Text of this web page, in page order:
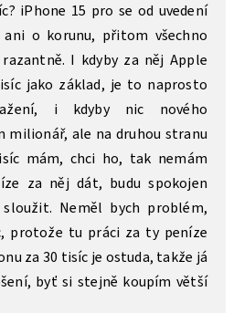
iPhone 15 pro se od uvedení
o korunu, přitom všechno
I kdyby za něj Apple
jako základ, je to naprosto
i kdyby nic nového
milionář, ale na druhou stranu
mám, chci ho, tak nemám
za něj dát, budu spokojen
Neměl bych problém,
protože tu práci za ty peníze
za 30 tisíc je ostuda, takže já
byť si stejně koupím větší